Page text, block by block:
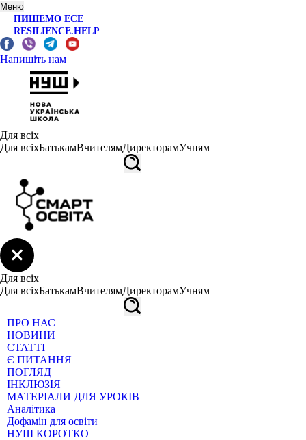
Меню
ПИШЕМО ЕСЕ
RESILIENCE.HELP
Напишіть нам
Для всіх
Для всіхБатькамВчителямДиректорамУчням
Для всіх
Для всіхБатькамВчителямДиректорамУчням
ПРО НАС
НОВИНИ
СТАТТІ
Є ПИТАННЯ
ПОГЛЯД
ІНКЛЮЗІЯ
МАТЕРІАЛИ ДЛЯ УРОКІВ
Аналітика
Дофамін для освіти
НУШ КОРОТКО